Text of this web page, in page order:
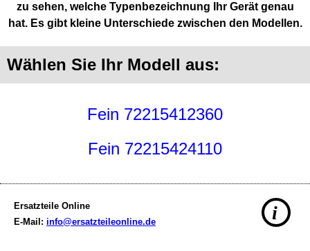
zu sehen, welche Typenbezeichnung Ihr Gerät genau
hat. Es gibt kleine Unterschiede zwischen den Modellen.
Wählen Sie Ihr Modell aus:
Fein 72215412360
Fein 72215424110
Ersatzteile Online
E-Mail: info@ersatzteileonline.de i